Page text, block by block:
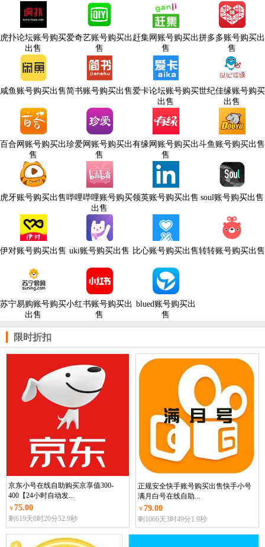
虎扑论坛账号购买
出售
爱奇艺账号购买出
售
赶集网账号购买出
售
拼多多账号购买出
售
咸鱼账号购买出售简书账号购买出售爱卡论坛账号购买
出售
世纪佳缘账号购买
出售
百合网账号购买出
售
珍爱网账号购买出
售
有缘网账号购买出
售
斗鱼账号购买出售
虎牙账号购买出售哔哩哔哩账号购买
出售
领英账号购买出售 soul账号购买出售
伊对账号购买出售 uki账号购买出售 比心账号购买出售转转账号购买出售
苏宁易购账号购买
出售
小红书账号购买出
售
blued账号购买出
售
限时折扣
京东小号在线自助购买京享值300-
400【24小时自动发...
￥75.00
剩619天8时20分51.0秒
正规安全快手账号购买出售快手小号
满月白号在线自助...
￥79.00
剩1066天3时49分0.0秒